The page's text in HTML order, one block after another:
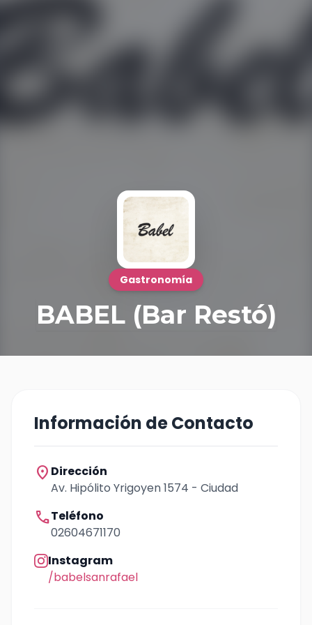
Gastronomía
BABEL (Bar Restó)
Información de Contacto
location_on Dirección
Av. Hipólito Yrigoyen 1574 - Ciudad
callTeléfono
02604671170
Instagram
/babelsanrafael